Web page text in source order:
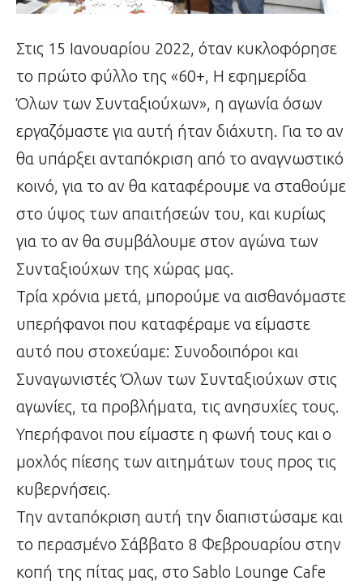
Στις 15 Ιανουαρίου 2022, όταν κυκλοφόρησε
το πρώτο φύλλο της «60+, Η εφημερίδα
Όλων των Συνταξιούχων», η αγωνία όσων
εργαζόμαστε για αυτή ήταν διάχυτη. Για το αν
θα υπάρξει ανταπόκριση από το αναγνωστικό
κοινό, για το αν θα καταφέρουμε να σταθούμε
στο ύψος των απαιτήσεών του, και κυρίως
για το αν θα συμβάλουμε στον αγώνα των
Συνταξιούχων της χώρας μας.
Τρία χρόνια μετά, μπορούμε να αισθανόμαστε
υπερήφανοι που καταφέραμε να είμαστε
αυτό που στοχεύαμε: Συνοδοιπόροι και
Συναγωνιστές Όλων των Συνταξιούχων στις
αγωνίες, τα προβλήματα, τις ανησυχίες τους.
Υπερήφανοι που είμαστε η φωνή τους και ο
μοχλός πίεσης των αιτημάτων τους προς τις
κυβερνήσεις.
Την ανταπόκριση αυτή την διαπιστώσαμε και
το περασμένο Σάββατο 8 Φεβρουαρίου στην
κοπή της πίτας μας, στο Sablo Lounge Cafe